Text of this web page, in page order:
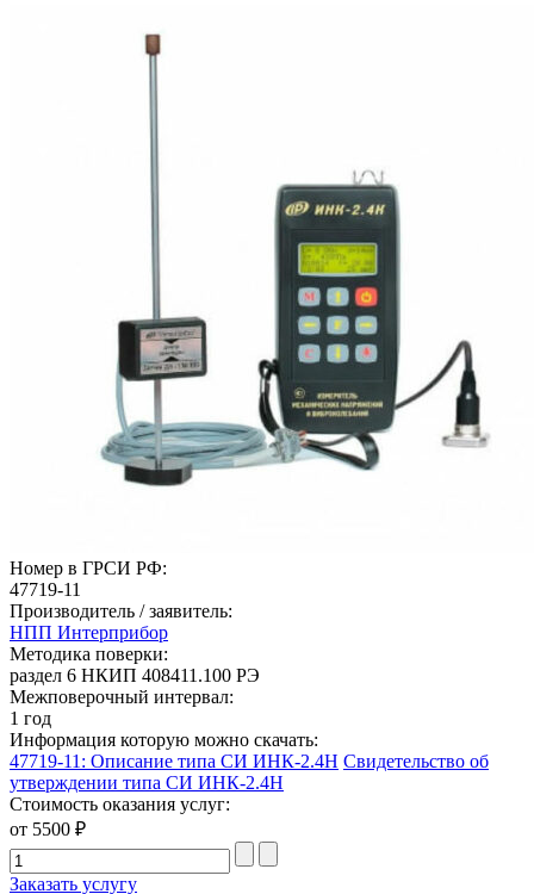
Номер в ГРСИ РФ:
47719-11
Производитель / заявитель:
НПП Интерприбор
Методика поверки:
раздел 6 НКИП 408411.100 РЭ
Межповерочный интервал:
1 год
Информация которую можно скачать:
47719-11: Описание типа СИ ИНК-2.4Н Свидетельство об
утверждении типа СИ ИНК-2.4Н
Стоимость оказания услуг:
от 5500 ₽
Заказать услугу